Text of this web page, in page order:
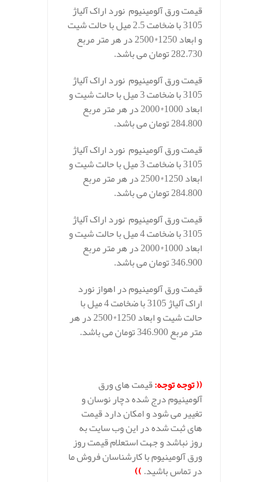
قیمت ورق آلومینیوم نورد اراک آلیاژ
3105 با ضخامت 2.5 میل با حالت شیت
و ابعاد 1250*2500 در هر متر مربع
282.730 تومان می باشد.
قیمت ورق آلومینیوم نورد اراک آلیاژ
3105 با ضخامت 3 میل با حالت شیت و
ابعاد 1000*2000 در هر متر مربع
284.800 تومان می باشد.
قیمت ورق آلومینیوم نورد اراک آلیاژ
3105 با ضخامت 3 میل با حالت شیت و
ابعاد 1250*2500 در هر متر مربع
284.800 تومان می باشد.
قیمت ورق آلومینیوم نورد اراک آلیاژ
3105 با ضخامت 4 میل با حالت شیت و
ابعاد 1000*2000 در هر متر مربع
346.900 تومان می باشد.
قیمت ورق آلومینیوم در اهواز نورد
اراک آلیاژ 3105 با ضخامت 4 میل با
حالت شیت و ابعاد 1250*2500 در هر
متر مربع 346.900 تومان می باشد.
((توجه توجه:قیمت های ورق
آلومینیوم درج شده دچار نوسان و
تغییر می شود و امکان دارد قیمت
های ثبت شده در این وب سایت به
روز نباشد و جهت استعلام قیمت روز
ورق آلومینیوم با کارشناسان فروش ما
در تماس باشید.))